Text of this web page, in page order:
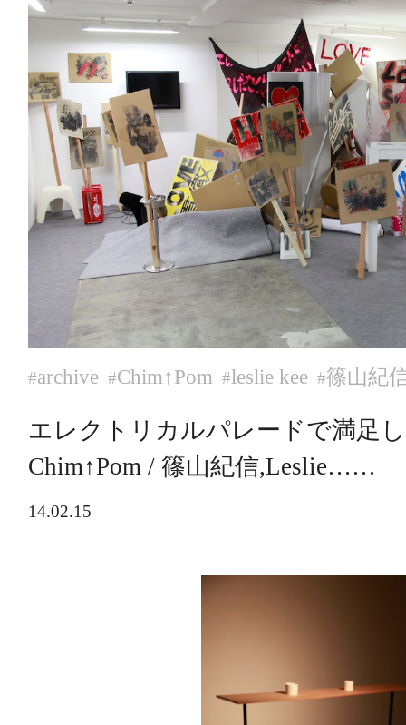
#archive #Chim↑Pom #leslie kee #篠山紀
エレクトリカルパレードで満足
Chim↑Pom / 篠山紀信,Leslie……
14.02.15